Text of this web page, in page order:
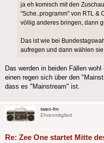
ja eh komisch mit den
"Sche..programm" von RTL &
völlig anderes bringen, dann
Das ist wie bei
aufregen und dann wählen
Das werden in beiden Fällen
einen regen sich über den
dass es "Mainstream" ist.
twen-fm
Ehrenmitglied
Re: Zee One startet Mitte